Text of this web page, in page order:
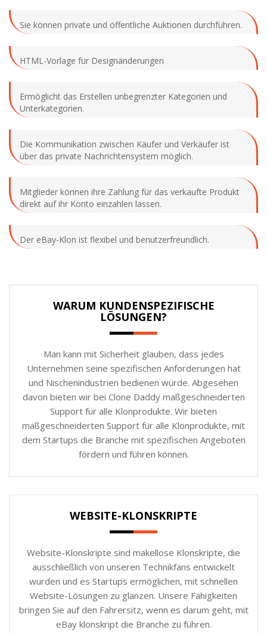
Sie können private und öffentliche Auktionen durchführen.
HTML-Vorlage für Designänderungen
Ermöglicht das Erstellen unbegrenzter Kategorien und
Unterkategorien.
Die Kommunikation zwischen Käufer und Verkäufer ist
über das private Nachrichtensystem möglich.
Mitglieder können ihre Zahlung für das verkaufte Produkt
direkt auf ihr Konto einzahlen lassen.
Der eBay-Klon ist flexibel und benutzerfreundlich.
WARUM KUNDENSPEZIFISCHE
LÖSUNGEN?
Man kann mit Sicherheit glauben, dass jedes
Unternehmen seine spezifischen Anforderungen hat
und Nischenindustrien bedienen würde. Abgesehen
davon bieten wir bei Clone Daddy maßgeschneiderten
Support für alle Klonprodukte. Wir bieten
maßgeschneiderten Support für alle Klonprodukte, mit
dem Startups die Branche mit spezifischen Angeboten
fördern und führen können.
WEBSITE-KLONSKRIPTE
Website-Klonskripte sind makellose Klonskripte, die
ausschließlich von unseren Technikfans entwickelt
wurden und es Startups ermöglichen, mit schnellen
Website-Lösungen zu glänzen. Unsere Fähigkeiten
bringen Sie auf den Fahrersitz, wenn es darum geht, mit
eBay klonskript die Branche zu führen.